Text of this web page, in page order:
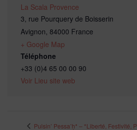
La Scala Provence
3, rue Pourquery de Boisserin
Avignon, 84000 France
+ Google Map
Téléphone
+33 (0)4 65 00 00 90
Voir Lieu site web
Pulsin’ Pessa’ḥ* – *Liberté, Festivité,